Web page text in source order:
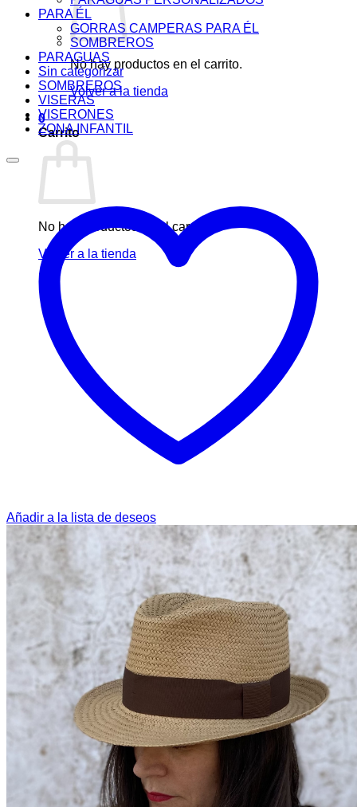
No hay productos en el carrito.
Volver a la tienda
0
Carrito
No hay productos en el carrito.
Volver a la tienda
PARA ÉL
GORRAS CAMPERAS PARA ÉL
SOMBREROS
PARAGUAS
Sin categorizar
SOMBREROS
VISERAS
VISERONES
ZONA INFANTIL
Añadir a la lista de deseos